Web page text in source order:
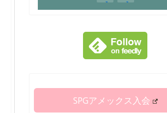
SPGアメックス入会